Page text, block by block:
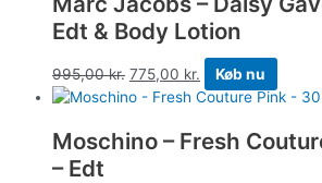
Edt & Body Lotion
995,00kr. 775,00 kr. Køb nu
Moschino – Fresh
– Edt